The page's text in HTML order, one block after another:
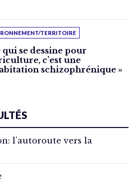
TERRITOIRE
qui se dessine pour
c’est une
schizophrénique »
l’autoroute vers la